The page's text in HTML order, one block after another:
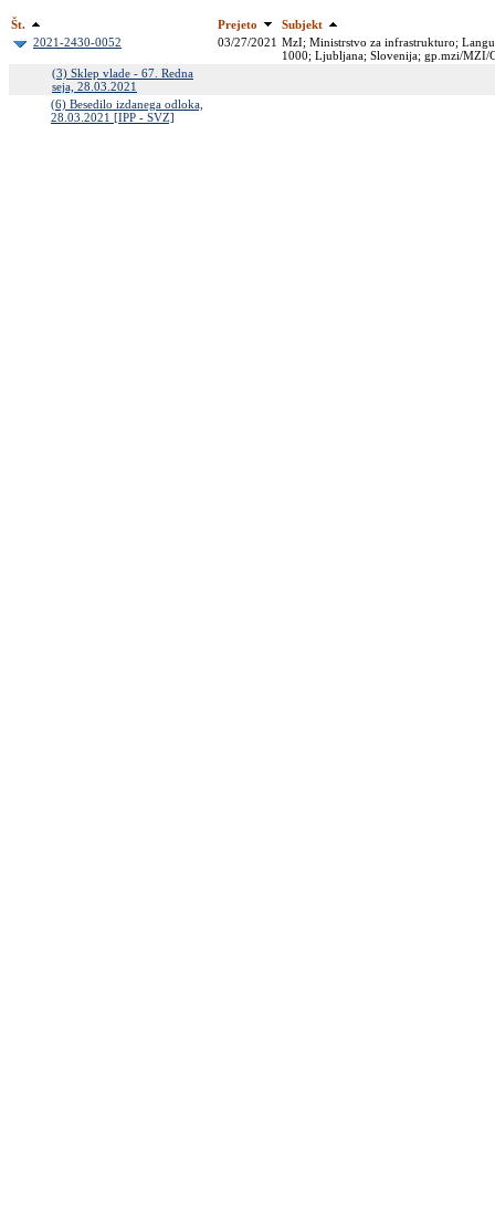
Št. Prejeto
Subjekt
2021-2430-0052
03/27/2021 MzI; Ministrstvo za infrastrukturo;
1000; Ljubljana; Slovenija; gp.mzi/MZI/
(3) Sklep vlade - 67. Redna
seja, 28.03.2021
(6) Besedilo izdanega odloka,
28.03.2021 [IPP - SVZ]